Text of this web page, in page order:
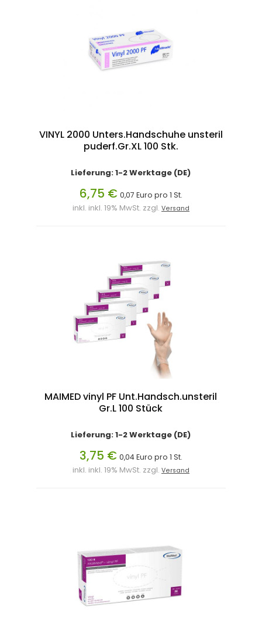
VINYL 2000 Unters.Handschuhe unsteril
puderf.Gr.XL 100 Stk.
Lieferung: 1-2 Werktage (DE)
6,75 € 0,07 Euro pro 1 St.
inkl. inkl. 19% MwSt. zzgl. Versand
MAIMED vinyl PF Unt.Handsch.unsteril
Gr.L 100 Stück
Lieferung: 1-2 Werktage (DE)
3,75 € 0,04 Euro pro 1 St.
inkl. inkl. 19% MwSt. zzgl. Versand